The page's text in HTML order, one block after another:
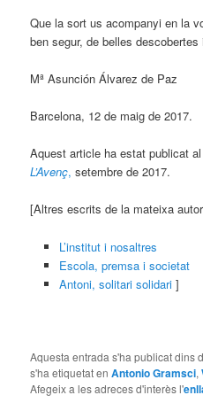
Que la sort us acompanyi en la
ben segur, de belles
Mª Asunción Álvarez de Paz
Barcelona, 12 de maig de 2017.
Aquest article ha estat publicat
L’Avenç, setembre de 2017.
[Altres escrits de la mateixa
L’institut i nosaltres
Escola, premsa i societat
Antoni, solitari solidari]
Aquesta entrada s'ha publicat dins
s'ha etiquetat enAntonio Gramsci,
Afegeix a les adreces d'interès l'